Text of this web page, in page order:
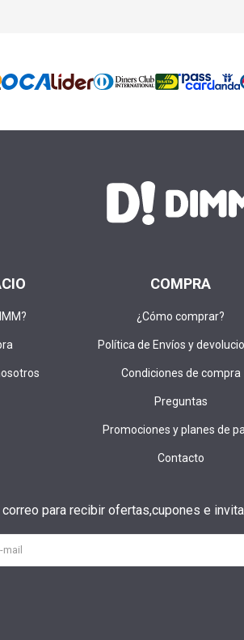
COMPRA
¿Cómo comprar?
Política de Envíos y
Condiciones de compra
Preguntas
Promociones y planes de
Contacto
correo para recibir ofertas,cupones e